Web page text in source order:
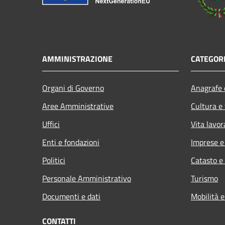
AMMINISTRAZIONE
Organi di Governo
Aree Amministrative
Uffici
Enti e fondazioni
Politici
Personale Amministrativo
Documenti e dati
Cultura
Vita
Imprese
Catasto
Turismo
Mobilità
CONTATTI